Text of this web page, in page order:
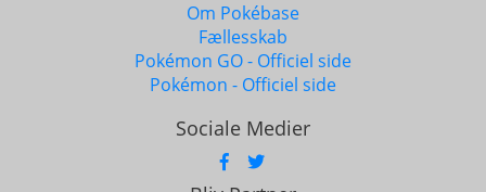
Om Pokébase
Fællesskab
Pokémon GO - Officiel side
Pokémon - Officiel side
Sociale Medier